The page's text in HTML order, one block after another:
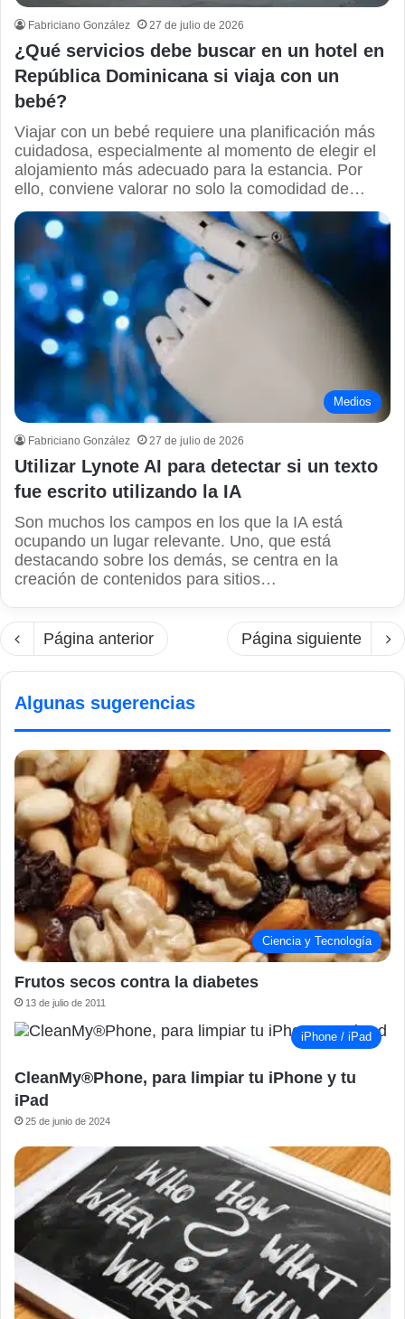
Fabriciano González 27 de julio de 2026
¿Qué servicios debe buscar en un hotel en
República Dominicana si viaja con un
bebé?
Viajar con un bebé requiere una planificación más
cuidadosa, especialmente al momento de elegir el
alojamiento más adecuado para la estancia. Por
ello, conviene valorar no solo la comodidad de…
Medios
Fabriciano González 27 de julio de 2026
Utilizar Lynote AI para detectar si un texto
fue escrito utilizando la IA
Son muchos los campos en los que la IA está
ocupando un lugar relevante. Uno, que está
destacando sobre los demás, se centra en la
creación de contenidos para sitios…
Página anterior Página siguiente
Algunas sugerencias
Ciencia y Tecnología
Frutos secos contra la diabetes
13 de julio de 2011
iPhone / iPad
CleanMy®Phone, para limpiar tu iPhone y tu
iPad
25 de junio de 2024